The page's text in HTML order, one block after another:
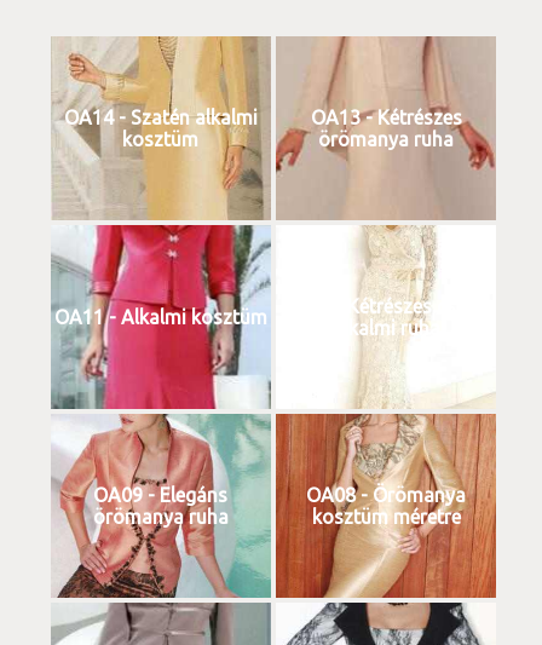
OA14 - Szatén alkalmi
kosztüm
OA13 - Kétrészes
örömanya ruha
OA11 - Alkalmi kosztüm
OA12 - Kétrészes csipke
alkalmi ruha
OA09 - Elegáns
örömanya ruha
OA08 - Örömanya
kosztüm méretre